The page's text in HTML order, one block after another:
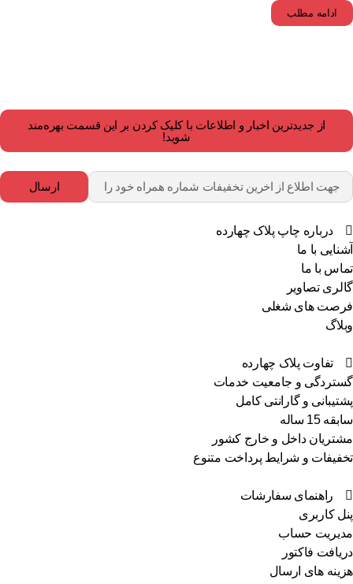
ادامه مطلب
از جدیدترین اخبار و اطلاعات با کلیک کردن بر این قسمت بهره‌مند
شوید!
ارسال
درباره چاپ پلاک چهارده
با ما
با ما
تصاویر
های شغلی
تفاوت پلاک چهارده
و جامعیت خدمات
و گارانتی کامل
15 ساله
داخل و خارج کشور
و شرایط پرداخت متنوع
راهنمای سفارشات
کاربری
حساب
فاکتور
های ارسال